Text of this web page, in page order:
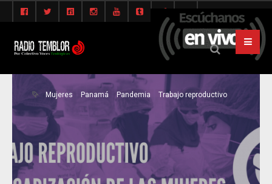
Mujeres Panamá Pandemia Trabajo reproductivo